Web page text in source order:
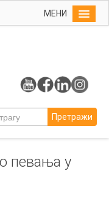
МЕНИ
Претражи
певања у